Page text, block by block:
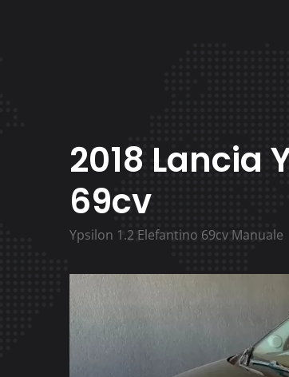
2018 Lancia
69cv
Ypsilon 1.2 Elefantino 69cv Manuale